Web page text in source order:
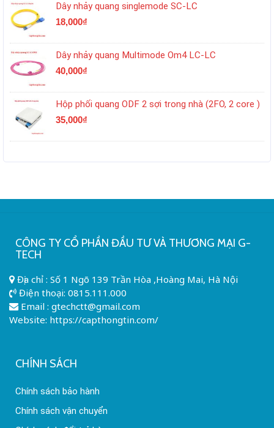
Dây nhảy quang singlemode SC-LC
18,000₫
Dây nhảy quang Multimode Om4 LC-LC
40,000₫
Hộp phối quang ODF 2 sợi trong nhà (2FO, 2 core )
35,000₫
CÔNG TY CỔ PHẦN ĐẦU TƯ VÀ THƯƠNG MẠI G-
TECH
Địa chỉ : Số 1 Ngõ 139 Trần Hòa ,Hoàng Mai, Hà Nội
Điện thoại: 0815.111.000
Email : gtechctt@gmail.com
Website: https://capthongtin.com/
CHÍNH SÁCH
Chính sách bảo hành
Chính sách vận chuyển